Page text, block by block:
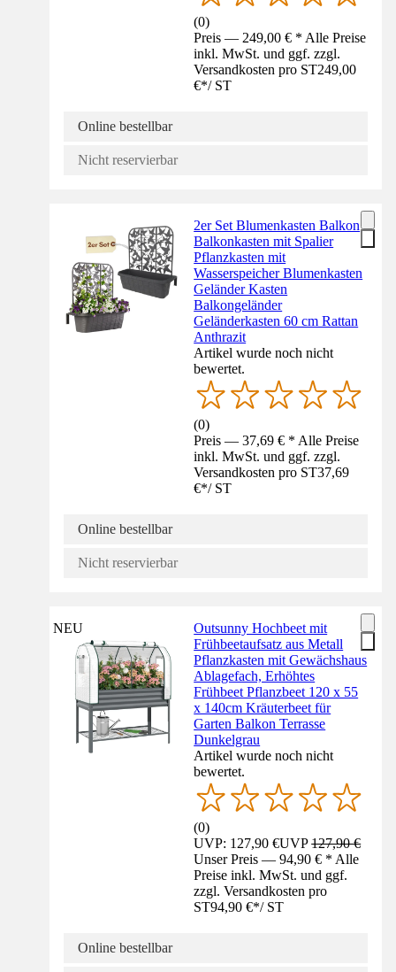
(0)
Preis — 249,00 € * Alle Preise
inkl. MwSt. und ggf. zzgl.
Versandkosten pro ST249,00
€*/ ST
Online bestellbar
Nicht reservierbar
2er Set Blumenkasten Balkon
Balkonkasten mit Spalier
Pflanzkasten mit
Wasserspeicher Blumenkasten
Geländer Kasten
Balkongeländer
Geländerkasten 60 cm Rattan
Anthrazit
Artikel wurde noch nicht
bewertet.
(0)
Preis — 37,69 € * Alle Preise
inkl. MwSt. und ggf. zzgl.
Versandkosten pro ST37,69
€*/ ST
Online bestellbar
Nicht reservierbar
NEU
Outsunny Hochbeet mit
Frühbeetaufsatz aus Metall
Pflanzkasten mit Gewächshaus
Ablagefach, Erhöhtes
Frühbeet Pflanzbeet 120 x 55
x 140cm Kräuterbeet für
Garten Balkon Terrasse
Dunkelgrau
Artikel wurde noch nicht
bewertet.
(0)
UVP: 127,90 €UVP127,90 €
Unser Preis — 94,90 € * Alle
Preise inkl. MwSt. und ggf.
zzgl. Versandkosten pro
ST94,90 €*/ ST
Online bestellbar